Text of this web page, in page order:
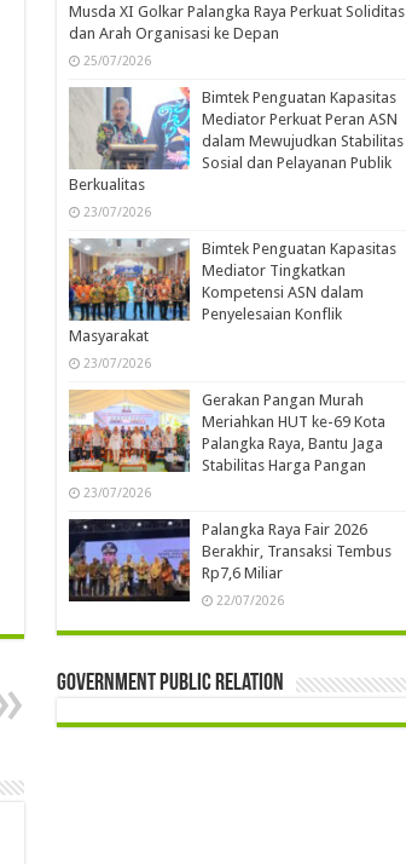
Musda XI Golkar Palangka Raya Perkuat Soliditas
dan Arah Organisasi ke Depan
25/07/2026
Bimtek Penguatan Kapasitas
Mediator Perkuat Peran ASN
dalam Mewujudkan Stabilitas
Sosial dan Pelayanan Publik
Berkualitas
23/07/2026
Bimtek Penguatan Kapasitas
Mediator Tingkatkan
Kompetensi ASN dalam
Penyelesaian Konflik
Masyarakat
23/07/2026
Gerakan Pangan Murah
Meriahkan HUT ke-69 Kota
Palangka Raya, Bantu Jaga
Stabilitas Harga Pangan
23/07/2026
Palangka Raya Fair 2026
Berakhir, Transaksi Tembus
Rp7,6 Miliar
22/07/2026
Government Public Relation